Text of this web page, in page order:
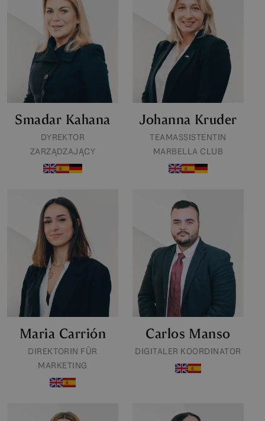
Smadar Kahana
DYREKTOR
ZARZĄDZAJĄCY
Johanna Kruder
TEAMASSISTENTIN
MARBELLA CLUB
Maria Carrión
DIREKTORIN FÜR
MARKETING
Carlos Manso
DIGITALER KOORDINATOR